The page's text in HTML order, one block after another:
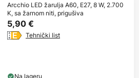
Arcchio LED žarulja A60, E27, 8 W, 2.700
K, sa žarnom niti, prigušiva
5,90 €
Tehnički list